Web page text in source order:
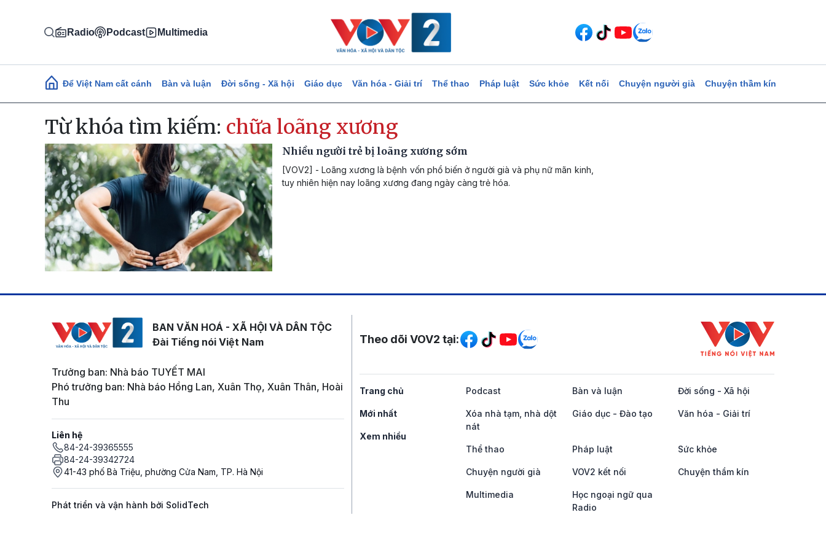
Radio Podcast Multimedia
Main navigation
Để Việt Nam cất cánh Bàn và luận Đời sống - Xã hội Giáo dục Văn hóa - Giải trí Thể thao Pháp luật Sức khỏe Kết nối Chuyện người già Chuyện thầm kín
Từ khóa tìm kiếm: chữa loãng xương
Nhiều người trẻ bị loãng xương sớm
[VOV2] - Loãng xương là bệnh vốn phổ biến ở người già và phụ nữ mãn kinh,
tuy nhiên hiện nay loãng xương đang ngày càng trẻ hóa.
BAN VĂN HOÁ - XÃ HỘI VÀ DÂN TỘC
Đài Tiếng nói Việt Nam
Trưởng ban: Nhà báo TUYẾT MAI
Phó trưởng ban: Nhà báo Hồng Lan, Xuân Thọ, Xuân Thân, Hoài
Thu
Liên hệ
84-24-39365555
84-24-39342724
41-43 phố Bà Triệu, phường Cửa Nam, TP. Hà Nội
Phát triển và vận hành bởi SolidTech
Mạng xã hội
Theo dõi VOV2 tại:
Trang chủ
Mới nhất
Xem nhiều
Podcast Bàn và luận Đời sống - Xã hội
Xóa nhà tạm, nhà dột
nát
Giáo dục - Đào tạo Văn hóa - Giải trí
Thể thao Pháp luật Sức khỏe
Chuyện người già VOV2 kết nối Chuyện thầm kín
Multimedia
Học ngoại ngữ qua
Radio